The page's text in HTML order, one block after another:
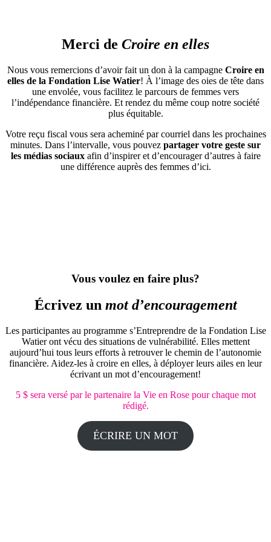
Merci de Croire en elles
Nous vous remercions d’avoir fait un don à la campagne Croire en
elles de la Fondation Lise Watier! À l’image des oies de tête dans
une envolée, vous facilitez le parcours de femmes vers
l’indépendance financière. Et rendez du même coup notre société
plus équitable.
Votre reçu fiscal vous sera acheminé par courriel dans les prochaines
minutes. Dans l’intervalle, vous pouvez partager votre geste sur
les médias sociauxafin d’inspirer et d’encourager d’autres à faire
une différence auprès des femmes d’ici.
Vous voulez en faire plus?
Écrivez un mot d’encouragement
Les participantes au programme s’Entreprendre de la Fondation Lise
Watier ont vécu des situations de vulnérabilité. Elles mettent
aujourd’hui tous leurs efforts à retrouver le chemin de l’autonomie
financière. Aidez-les à croire en elles, à déployer leurs ailes en leur
écrivant un mot d’encouragement!
5 $ sera versé par le partenaire la Vie en Rose pour chaque mot
rédigé.
ÉCRIRE UN MOT